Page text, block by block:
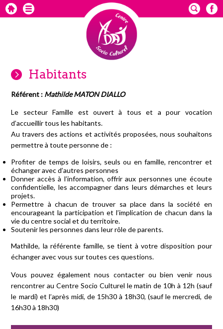
Habitants
Référent : Mathilde MATON DIALLO
Le secteur Famille est ouvert à tous et a pour vocation
d’accueillir tous les habitants.
Au travers des actions et activités proposées, nous souhaitons
permettre à toute personne de :
Profiter de temps de loisirs, seuls ou en famille, rencontrer et
échanger avec d’autres personnes
Donner accès à l’information, offrir aux personnes une écoute
confidentielle, les accompagner dans leurs démarches et leurs
projets.
Permettre à chacun de trouver sa place dans la société en
encourageant la participation et l’implication de chacun dans la
vie du centre social et du territoire.
Soutenir les personnes dans leur rôle de parents.
Mathilde, la référente famille, se tient à votre disposition pour
échanger avec vous sur toutes ces questions.
Vous pouvez également nous contacter ou bien venir nous
rencontrer au Centre Socio Culturel le matin de 10h à 12h (sauf
le mardi) et l’après midi, de 15h30 à 18h30, (sauf le mercredi, de
16h30 à 18h30)